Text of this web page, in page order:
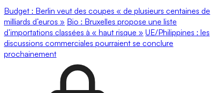
Budget : Berlin veut des coupes « de plusieurs centaines de
milliards d’euros » Bio : Bruxelles propose une liste
d’importations classées à « haut risque » UE/Philippines : les
discussions commerciales pourraient se conclure
prochainement